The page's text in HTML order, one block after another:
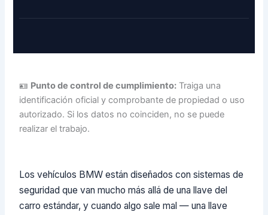
🪪 Punto de control de cumplimiento: Traiga una
identificación oficial y comprobante de propiedad o uso
autorizado. Si los datos no coinciden, no se puede
realizar el trabajo.
Los vehículos BMW están diseñados con sistemas de
seguridad que van mucho más allá de una llave del
carro estándar, y cuando algo sale mal — una llave